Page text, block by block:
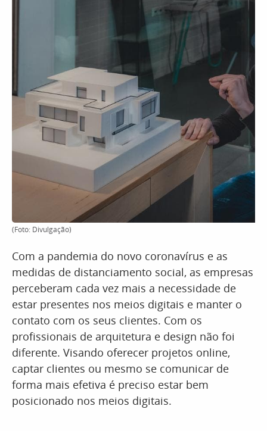
(Foto: Divulgação)
Com a pandemia do novo coronavírus e as
medidas de distanciamento social, as empresas
perceberam cada vez mais a necessidade de
estar presentes nos meios digitais e manter o
contato com os seus clientes. Com os
profissionais de arquitetura e design não foi
diferente. Visando oferecer projetos online,
captar clientes ou mesmo se comunicar de
forma mais efetiva é preciso estar bem
posicionado nos meios digitais.